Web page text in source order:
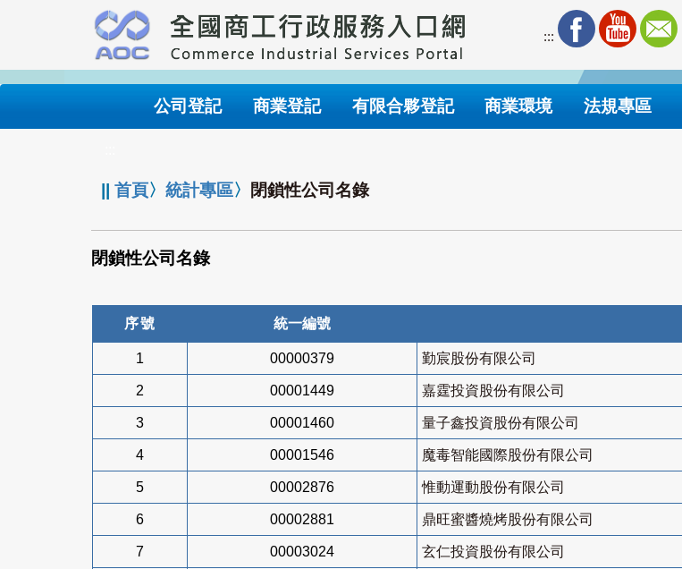
要
內
:::
公司登記 商業登記 有限合夥登記 商業環境 法規專區
||首頁〉統計專區〉 閉鎖性公司名錄
閉鎖性公司名錄
序號 統一編號
1 00000379 勤宸股份有限公司
2 00001449 嘉霆投資股份有限公司
3 00001460 量子鑫投資股份有限公司
4 00001546 魔毒智能國際股份有限公司
5 00002876 惟動運動股份有限公司
6 00002881 鼎旺蜜醬燒烤股份有限公司
7 00003024 玄仁投資股份有限公司